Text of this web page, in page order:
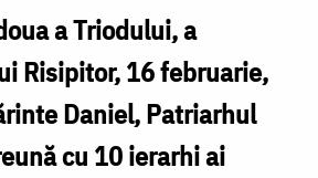
a Triodului, a
Risipitor, 16 februarie,
Daniel, Patriarhul
cu 10 ierarhi ai